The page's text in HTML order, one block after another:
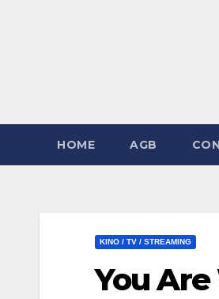
HOME AGB
KINO / TV / STREAMING
You